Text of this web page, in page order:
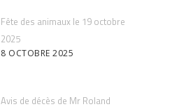
Fête des animaux le 19 octobre
2025
8 OCTOBRE 2025
Avis de décès de Mr Roland